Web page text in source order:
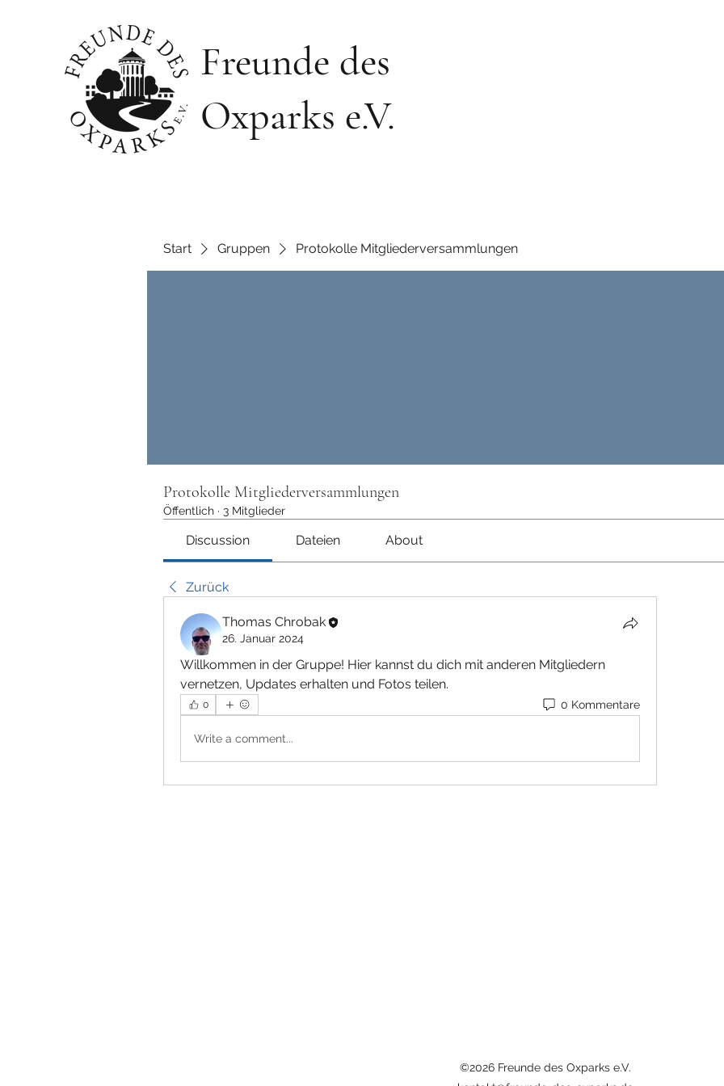
Freunde des
Oxparks e.V.
Start Gruppen Protokolle Mitgliederversammlungen
Protokolle Mitgliederversammlungen
Öffentlich · 3 Mitglieder
Discussion Dateien About
Zurück
Thomas Chrobak
26. Januar 2024
Willkommen in der Gruppe! Hier kannst du dich mit anderen Mitgliedern
vernetzen, Updates erhalten und Fotos teilen.
0 0 Kommentare
Write a comment...
©2026 Freunde des Oxparks e.V.